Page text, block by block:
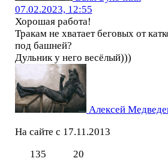
07.02.2023, 12:55
Хорошая работа!
Тракам не хватает беговых от
под башней?
Дульник у него весёлый)))
Алексей
На сайте с 17.11.2013
135
20